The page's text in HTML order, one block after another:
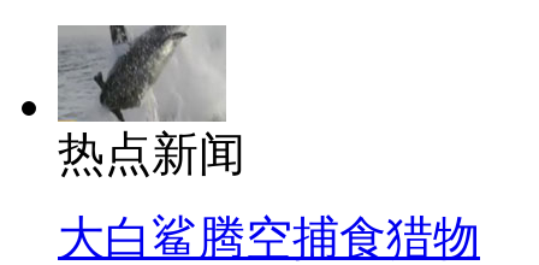
热点新闻
大白鲨腾空捕食猎物